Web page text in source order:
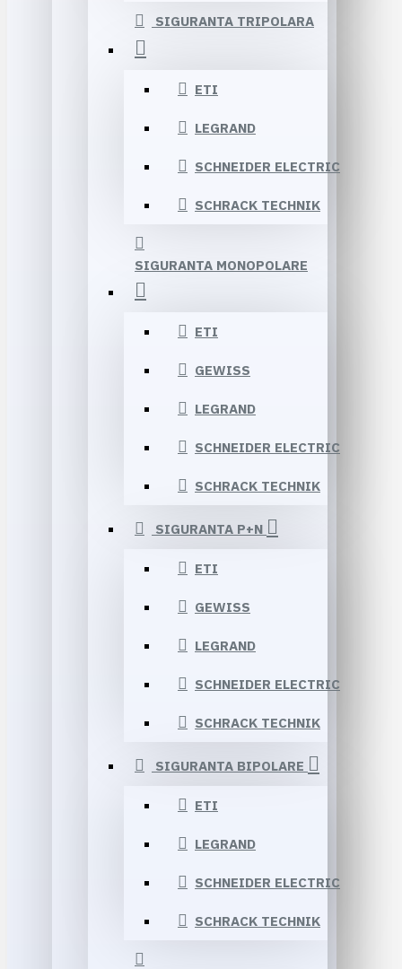
SIGURANTA TRIPOLARA
ETI
LEGRAND
SCHNEIDER ELECTRIC
SCHRACK TECHNIK
SIGURANTA MONOPOLARE
ETI
GEWISS
LEGRAND
SCHNEIDER ELECTRIC
SCHRACK TECHNIK
SIGURANTA P+N
ETI
GEWISS
LEGRAND
SCHNEIDER ELECTRIC
SCHRACK TECHNIK
SIGURANTA BIPOLARE
ETI
LEGRAND
SCHNEIDER ELECTRIC
SCHRACK TECHNIK